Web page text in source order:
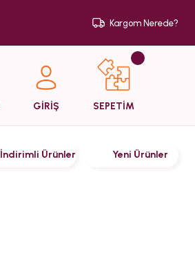
Kargom Nerede?
GİRİŞ SEPETİM
İndirimli Ürünler Yeni Ürünler